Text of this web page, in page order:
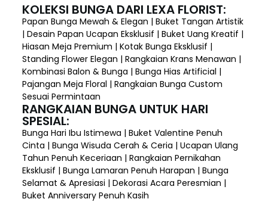
KOLEKSI BUNGA DARI LEXA FLORIST:
Papan Bunga Mewah & Elegan | Buket Tangan Artistik
| Desain Papan Ucapan Eksklusif | Buket Uang Kreatif |
Hiasan Meja Premium | Kotak Bunga Eksklusif |
Standing Flower Elegan | Rangkaian Krans Menawan |
Kombinasi Balon & Bunga | Bunga Hias Artificial |
Pajangan Meja Floral | Rangkaian Bunga Custom
Sesuai Permintaan
RANGKAIAN BUNGA UNTUK HARI
SPESIAL:
Bunga Hari Ibu Istimewa | Buket Valentine Penuh
Cinta | Bunga Wisuda Cerah & Ceria | Ucapan Ulang
Tahun Penuh Keceriaan | Rangkaian Pernikahan
Eksklusif | Bunga Lamaran Penuh Harapan | Bunga
Selamat & Apresiasi | Dekorasi Acara Peresmian |
Buket Anniversary Penuh Kasih